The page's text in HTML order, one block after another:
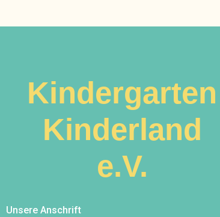
Kindergarten
Kinderland
e.V.​
Unsere Anschrift